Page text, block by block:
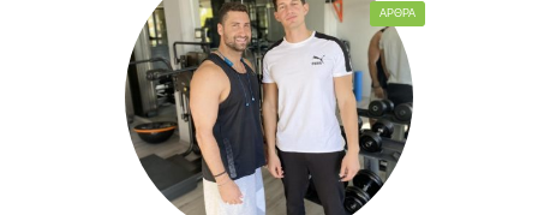
ΆΡΘΡΑ